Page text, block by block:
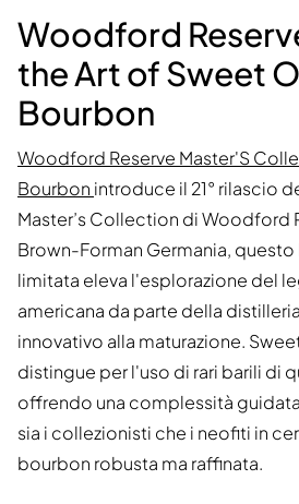
Woodford
the Art of Sweet
Bourbon
Woodford Reserve Master'S
Bourbon introduce il 21° rilascio
Master’s Collection di Woodford
Brown-Forman Germania,
limitata eleva l'esplorazione del
americana da parte della
innovativo alla maturazione.
distingue per l'uso di rari barili di
offrendo una complessità
sia i collezionisti che i neofiti in
bourbon robusta ma raffinata.